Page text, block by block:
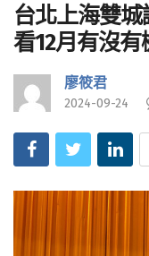
台北上海雙
看12月有沒有
廖筱君
2024-09-24